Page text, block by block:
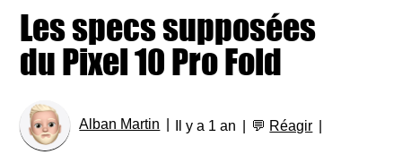
Les specs supposées
du Pixel 10 Pro Fold
Alban Martin Il y a 1 an 💬 Réagir